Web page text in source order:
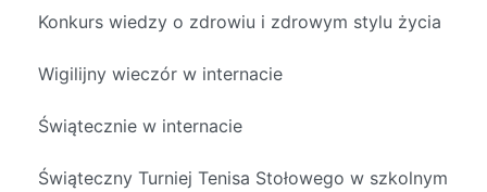
Konkurs wiedzy o zdrowiu i zdrowym stylu życia
Wigilijny wieczór w internacie
Świątecznie w internacie
Świąteczny Turniej Tenisa Stołowego w szkolnym